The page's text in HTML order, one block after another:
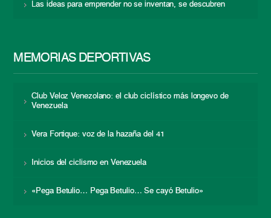
Las ideas para emprender no se inventan, se descubren
MEMORIAS DEPORTIVAS
Club Veloz Venezolano: el club ciclístico más longevo de
Venezuela
Vera Fortique: voz de la hazaña del 41
Inicios del ciclismo en Venezuela
«Pega Betulio… Pega Betulio… Se cayó Betulio»